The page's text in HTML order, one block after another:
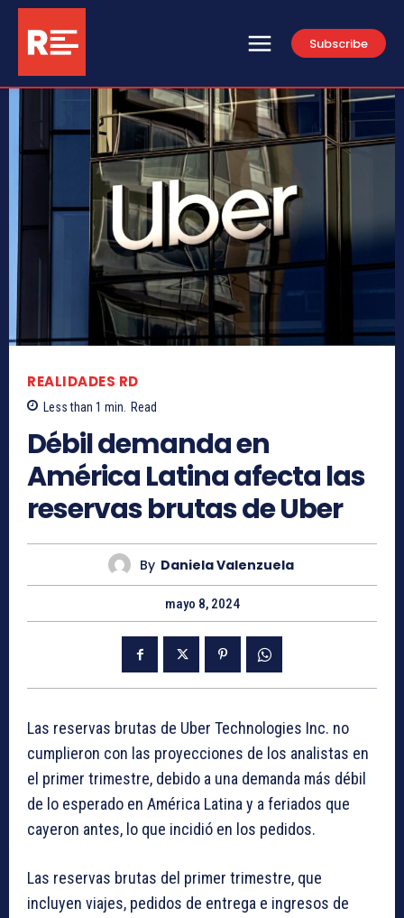
Subscribe
REALIDADES RD
Less than 1 min. Read
Débil demanda en
América Latina afecta las
reservas brutas de Uber
By Daniela Valenzuela
mayo 8, 2024
Las reservas brutas de Uber Technologies Inc. no
cumplieron con las proyecciones de los analistas en
el primer trimestre, debido a una demanda más débil
de lo esperado en América Latina y a feriados que
cayeron antes, lo que incidió en los pedidos.
Las reservas brutas del primer trimestre, que
incluyen viajes, pedidos de entrega e ingresos de